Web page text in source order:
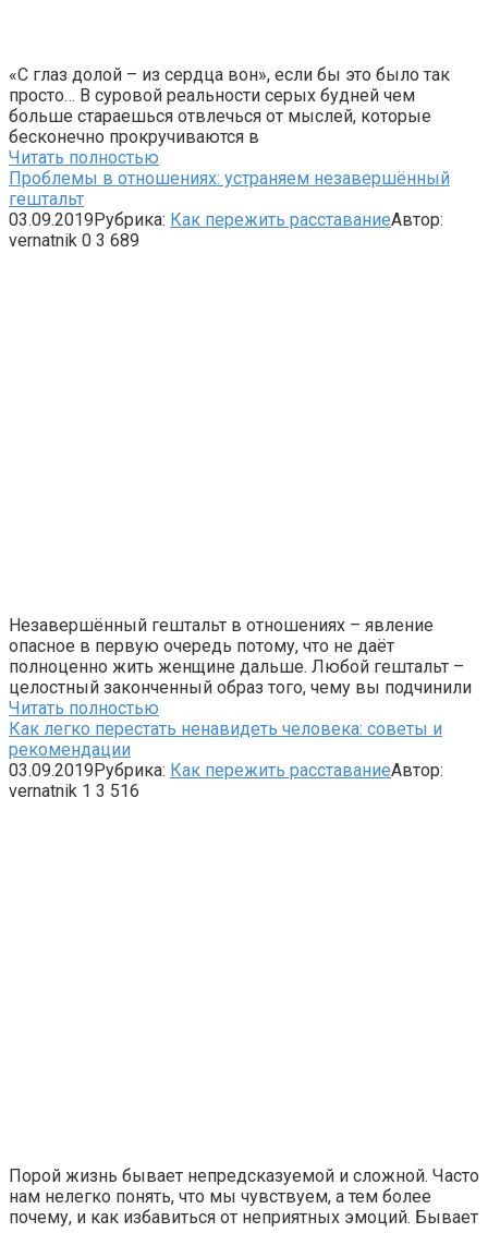
«С глаз долой – из сердца вон», если бы это было так
просто… В суровой реальности серых будней чем
больше стараешься отвлечься от мыслей, которые
бесконечно прокручиваются в
Читать полностью
Проблемы в отношениях: устраняем незавершённый
гештальт
03.09.2019Рубрика: Как пережить расставаниеАвтор:
vernatnik 0 3 689
Незавершённый гештальт в отношениях – явление
опасное в первую очередь потому, что не даёт
полноценно жить женщине дальше. Любой гештальт –
целостный законченный образ того, чему вы подчинили
Читать полностью
Как легко перестать ненавидеть человека: советы и
рекомендации
03.09.2019Рубрика: Как пережить расставаниеАвтор:
vernatnik 1 3 516
Порой жизнь бывает непредсказуемой и сложной. Часто
нам нелегко понять, что мы чувствуем, а тем более
почему, и как избавиться от неприятных эмоций. Бывает